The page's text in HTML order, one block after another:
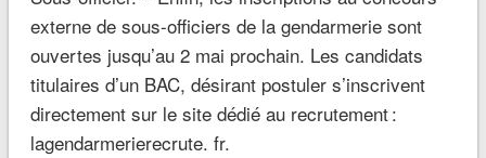
externe de sous-officiers de la gendarmerie sont
ouvertes jusqu’au 2 mai prochain. Les candidats
titulaires d’un BAC, désirant postuler s’inscrivent
directement sur le site dédié au recrutement :
lagendarmerierecrute. fr.